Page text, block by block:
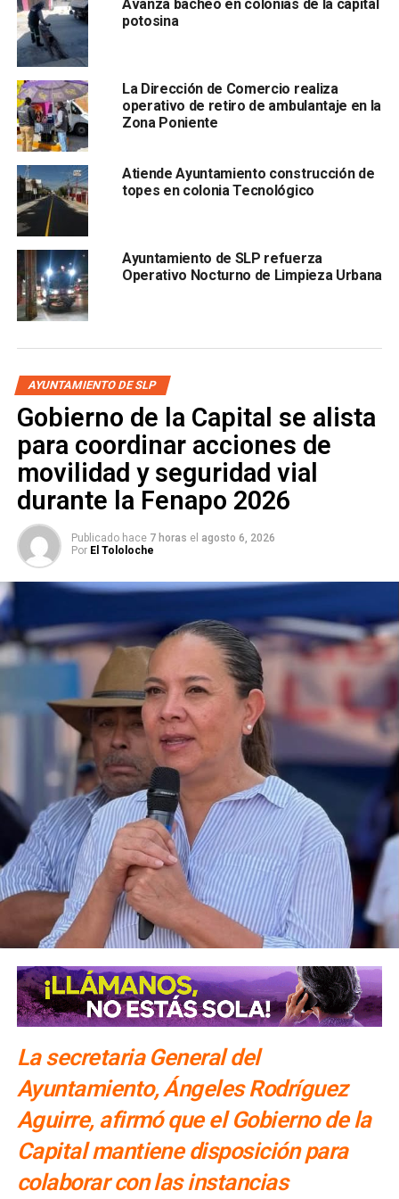
Al concluir el proceso de transición, se dará continuidad al
servicio que brindaba Aguas del Poniente en las colonias
atendidas.
ARTÍCULOS RELACIONADOS:
GOBIERNO MUNICIPAL DE SAN LUIS POTOSÍ
Ayuntamiento de San Luis Potosí obtiene el Premio
al Buen Gobierno 2024
NO TE PIERDAS
Interapas mantiene apoyo de limpieza de drenajes en
la Fenapo
Avanza bacheo en colonias de la capital
potosina
La Dirección de Comercio realiza
operativo de retiro de ambulantaje en la
Zona Poniente
Atiende Ayuntamiento construcción de
topes en colonia Tecnológico
Ayuntamiento de SLP refuerza
Operativo Nocturno de Limpieza Urbana
AYUNTAMIENTO DE SLP
Gobierno de la Capital se alista
para coordinar acciones de
movilidad y seguridad vial
durante la Fenapo 2026
Publicado hace 7 horas el agosto 6, 2026
Por El Tololoche
La secretaria General del
Ayuntamiento, Ángeles Rodríguez
Aguirre, afirmó que el Gobierno de la
Capital mantiene disposición para
colaborar con las instancias